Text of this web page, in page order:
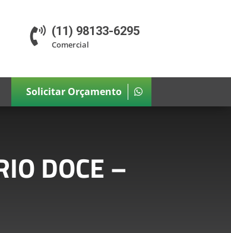
 (11) 98133-6295
Comercial
Solicitar Orçamento
DOCE –